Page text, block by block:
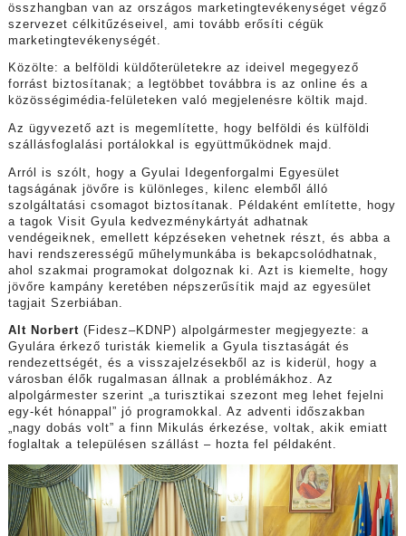
összhangban van az országos marketingtevékenységet végző
szervezet célkitűzéseivel, ami tovább erősíti cégük
marketingtevékenységét.
Közölte: a belföldi küldőterületekre az ideivel megegyező
forrást biztosítanak; a legtöbbet továbbra is az online és a
közösségimédia-felületeken való megjelenésre költik majd.
Az ügyvezető azt is megemlítette, hogy belföldi és külföldi
szállásfoglalási portálokkal is együttműködnek majd.
Arról is szólt, hogy a Gyulai Idegenforgalmi Egyesület
tagságának jövőre is különleges, kilenc elemből álló
szolgáltatási csomagot biztosítanak. Példaként említette, hogy
a tagok Visit Gyula kedvezménykártyát adhatnak
vendégeiknek, emellett képzéseken vehetnek részt, és abba a
havi rendszerességű műhelymunkába is bekapcsolódhatnak,
ahol szakmai programokat dolgoznak ki. Azt is kiemelte, hogy
jövőre kampány keretében népszerűsítik majd az egyesület
tagjait Szerbiában.
Alt Norbert(Fidesz–KDNP) alpolgármester megjegyezte: a
Gyulára érkező turisták kiemelik a Gyula tisztaságát és
rendezettségét, és a visszajelzésekből az is kiderül, hogy a
városban élők rugalmasan állnak a problémákhoz. Az
alpolgármester szerint „a turisztikai szezont meg lehet fejelni
egy-két hónappal” jó programokkal. Az adventi időszakban
„nagy dobás volt” a finn Mikulás érkezése, voltak, akik emiatt
foglaltak a településen szállást – hozta fel példaként.